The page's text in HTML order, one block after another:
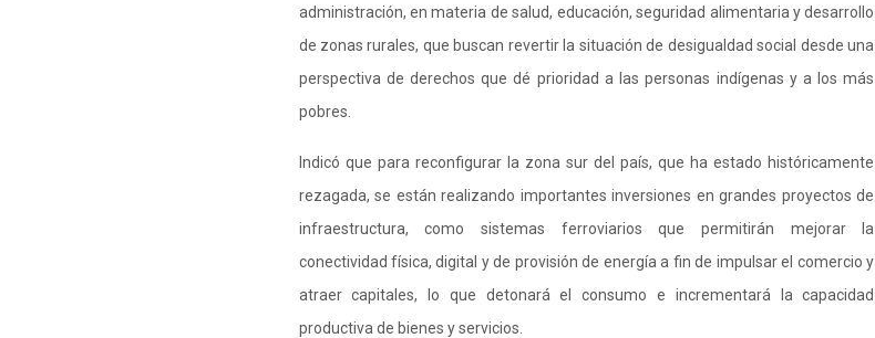
administración, en materia de salud, educación, seguridad alimentaria y desarrollo
de zonas rurales, que buscan revertir la situación de desigualdad social desde una
perspectiva de derechos que dé prioridad a las personas indígenas y a los más
pobres.
Indicó que para reconfigurar la zona sur del país, que ha estado históricamente
rezagada, se están realizando importantes inversiones en grandes proyectos de
infraestructura, como sistemas ferroviarios que permitirán mejorar la
conectividad física, digital y de provisión de energía a fin de impulsar el comercio y
atraer capitales, lo que detonará el consumo e incrementará la capacidad
productiva de bienes y servicios.